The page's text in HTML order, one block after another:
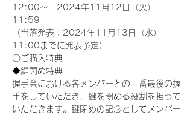
12:00～　2024年11月12日（火）
11:59
（当落発表：2024年11月13日（水）
11:00までに発表予定）
〇ご購入特典
◆鍵閉め特典
握手会における各メンバーとの一番最後の握
手をしていただき、鍵を閉める役割を担って
いただきます。鍵閉めの記念としてメンバー